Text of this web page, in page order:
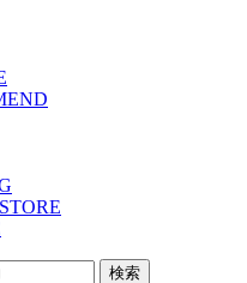
検索